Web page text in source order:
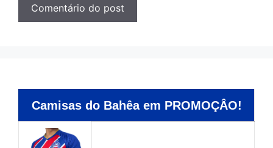
Camisas do Bahêa em PROMOÇÂO!